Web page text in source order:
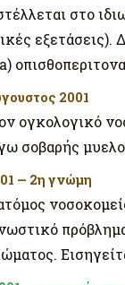
στο
εξετάσεις).
2001
ογκολογικό
σοβαρής
— 2η γνώμη